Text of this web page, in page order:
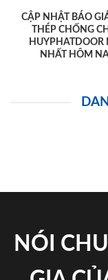
CẬP NHẬT BÁO
THÉP CHỐNG
HUYPHATDOOR
NHẤT HÔM
NÓI